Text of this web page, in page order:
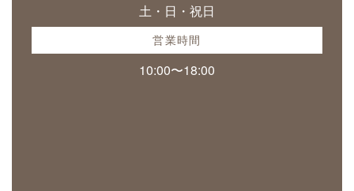
土・日・祝日
営業時間
10:00〜18:00